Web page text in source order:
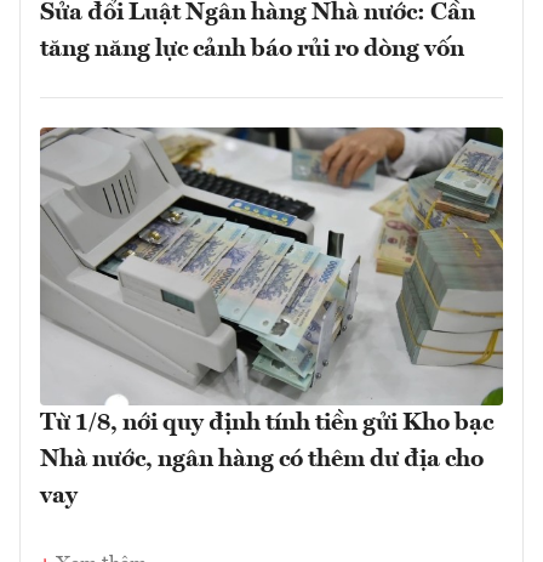
Sửa đổi Luật Ngân hàng Nhà nước: Cần
tăng năng lực cảnh báo rủi ro dòng vốn
Từ 1/8, nới quy định tính tiền gửi Kho bạc
Nhà nước, ngân hàng có thêm dư địa cho
vay